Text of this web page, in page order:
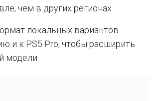
чем в других регионах.
локальных вариантов
и к PS5 Pro, чтобы расширить
модели.